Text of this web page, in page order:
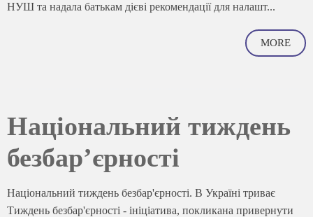
НУШ та надала батькам дієві рекомендації для налашт...
MORE
Національний тиждень
безбар’єрності
Національний тиждень безбар'єрності. В Україні триває
Тиждень безбар'єрності - ініціатива, покликана привернути